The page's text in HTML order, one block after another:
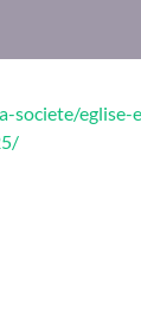
societe/eglise-